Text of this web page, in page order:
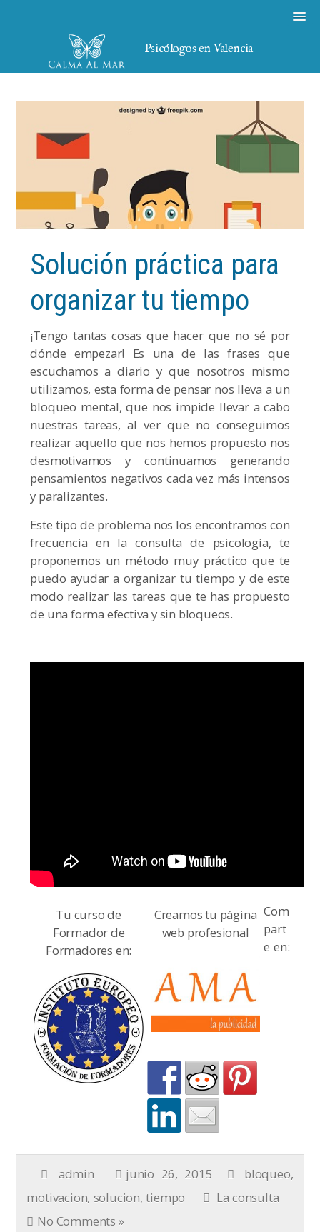
Psicólogos en Valencia
Solución práctica para
organizar tu tiempo
¡Tengo tantas cosas que hacer que no sé por
dónde empezar! Es una de las frases que
escuchamos a diario y que nosotros mismo
utilizamos, esta forma de pensar nos lleva a un
bloqueo mental, que nos impide llevar a cabo
nuestras tareas, al ver que no conseguimos
realizar aquello que nos hemos propuesto nos
desmotivamos y continuamos generando
pensamientos negativos cada vez más intensos
y paralizantes.
Este tipo de problema nos los encontramos con
frecuencia en la consulta de psicología, te
proponemos un método muy práctico que te
puedo ayudar a organizar tu tiempo y de este
modo realizar las tareas que te has propuesto
de una forma efectiva y sin bloqueos.
Tu curso de
Formador de
Formadores en:
Creamos tu página
web profesional
Com
part
e en:
admin junio 26, 2015 bloqueo,
motivacion, solucion,tiempo
La consulta
No Comments »